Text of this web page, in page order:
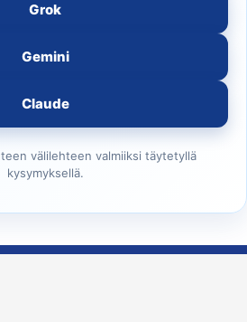
Grok
Gemini
Claude
välilehteen valmiiksi täytetyllä
kysymyksellä.